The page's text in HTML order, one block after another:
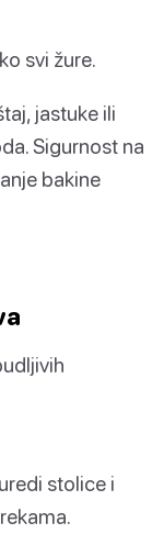
svi žure.
jastuke ili
Sigurnost na
bakine
stolice i